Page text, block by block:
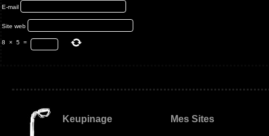
E-mail
Site web
8 × 5 =
Keupinage Mes Sites